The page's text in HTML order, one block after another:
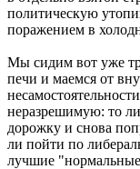
политическую
поражением в
Мы сидим вот уже
печи и маемся от
неразрешимую: то
дорожку и снова
ли пойти по
лучшие